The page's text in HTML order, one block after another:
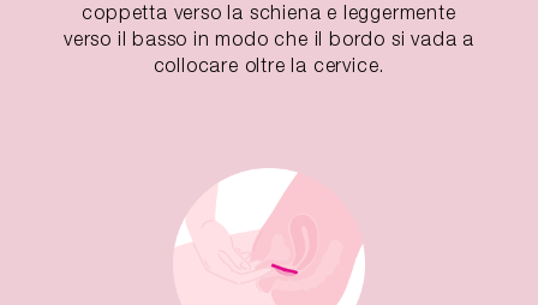
coppetta verso la schiena e leggermente
verso il basso in modo che il bordo si vada a
collocare oltre la cervice.